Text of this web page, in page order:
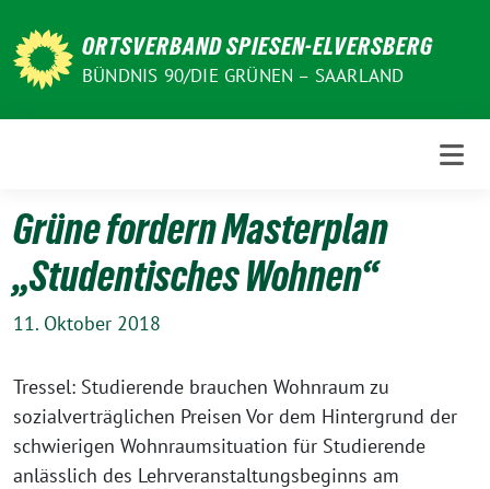
zum
Inhalt
ORTSVERBAND SPIESEN-ELVERSBERG
BÜNDNIS 90/DIE GRÜNEN – SAARLAND
Grüne fordern Masterplan
„Studentisches Wohnen“
11. Oktober 2018
Tressel: Studierende brauchen Wohnraum zu
sozialverträglichen Preisen Vor dem Hintergrund der
schwierigen Wohnraumsituation für Studierende
anlässlich des Lehrveranstaltungsbeginns am